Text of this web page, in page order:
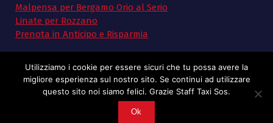
Malpensa per Bergamo Orio al Serio
Linate per Rozzano
Prenota in Anticipo e Risparmia
Copyright © 2026 Taxi SoS | Powered by Taxi Sos
Utilizziamo i cookie per essere sicuri che tu possa avere la
migliore esperienza sul nostro sito. Se continui ad utilizzare
questo sito noi siamo felici. Grazie Staff Taxi Sos.
Ok